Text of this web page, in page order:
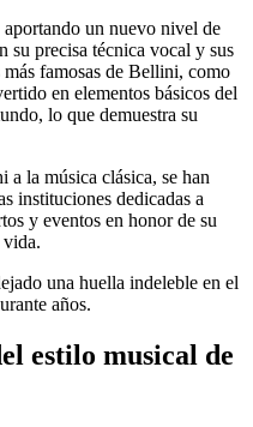
un nuevo nivel de
su precisa técnica vocal y sus
famosas de Bellini, como
en elementos básicos del
lo que demuestra su
la música clásica, se han
instituciones dedicadas a
y eventos en honor de su
vida.
una huella indeleble en el
años.
estilo musical de